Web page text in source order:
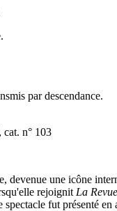
par descendance.
cat. n° 103
une icône
rejoignit La
spectacle fut présenté